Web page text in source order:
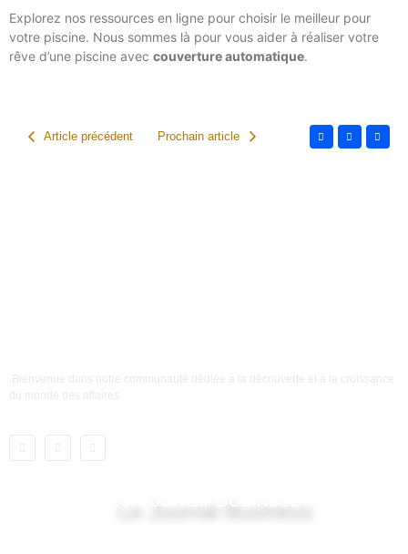
Explorez nos ressources en ligne pour choisir le meilleur pour
votre piscine. Nous sommes là pour vous aider à réaliser votre
rêve d’une piscine avec couverture automatique.
Article précédent Prochain article
Bienvenue dans notre communauté dédiée à la découverte et à la croissance
du monde des affaires.